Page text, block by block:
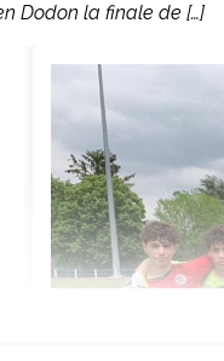
Dodon la finale de […]